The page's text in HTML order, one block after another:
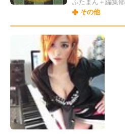
ふたまん＋編集部
その他